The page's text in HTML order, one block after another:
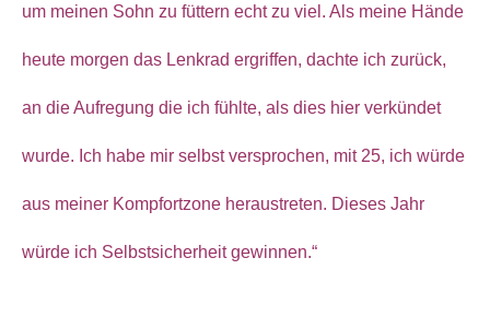
um meinen Sohn zu füttern echt zu viel. Als meine Hände
heute morgen das Lenkrad ergriffen, dachte ich zurück,
an die Aufregung die ich fühlte, als dies hier verkündet
wurde. Ich habe mir selbst versprochen, mit 25, ich würde
aus meiner Kompfortzone heraustreten. Dieses Jahr
würde ich Selbstsicherheit gewinnen.“